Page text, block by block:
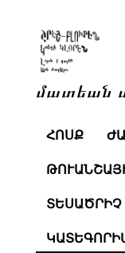
մատեան
ՀՈՍՔ
ՏԵՍԱԾՐԻՉ